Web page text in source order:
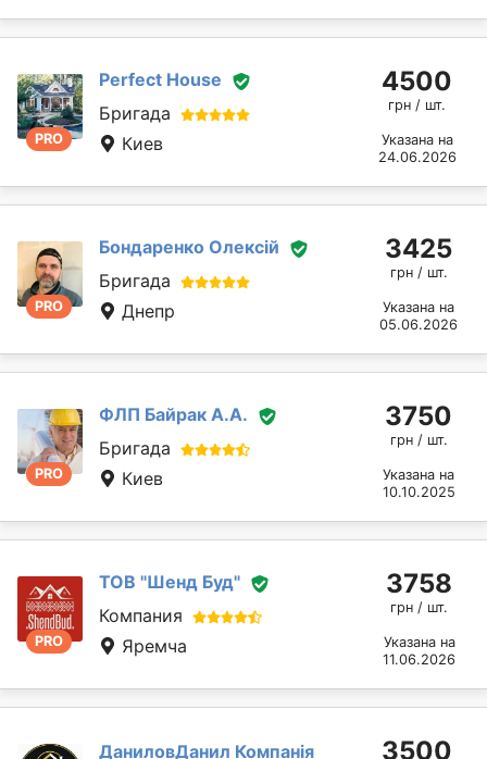
PRO
Perfect House
Бригада
Киев
4500
грн / шт.
Указана на
24.06.2026
PRO
Бондаренко Олексій
Бригада
Днепр
3425
грн / шт.
Указана на
05.06.2026
PRO
ФЛП Байрак А.А.
Бригада
Киев
3750
грн / шт.
Указана на
10.10.2025
PRO
ТОВ "Шенд Буд"
Компания
Яремча
3758
грн / шт.
Указана на
11.06.2026
ДаниловДанил Компанія 3500